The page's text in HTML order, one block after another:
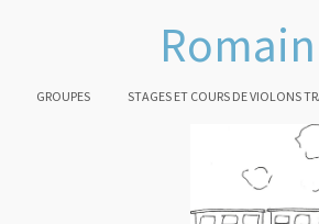
GROUPES STAGES ET COURS DE VIOLONS